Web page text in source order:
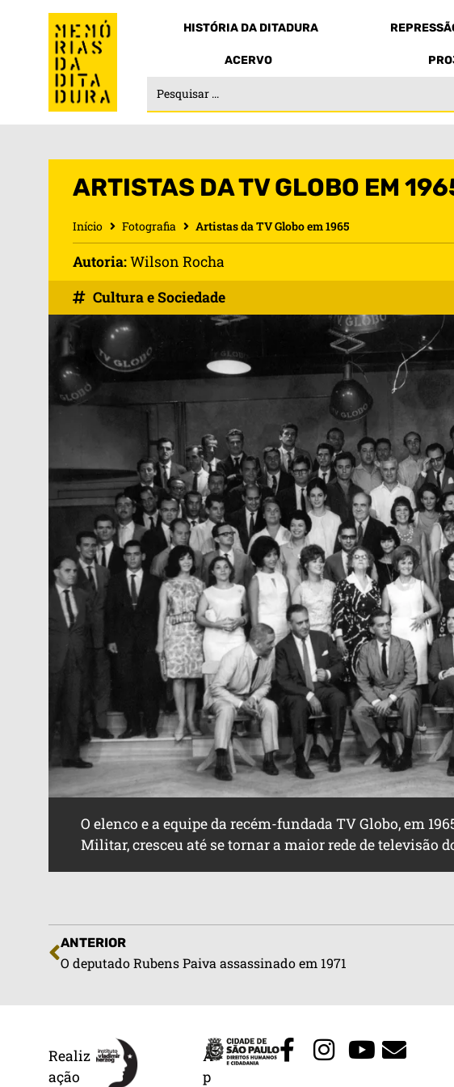
HISTÓRIA DA DITADURA
ACERVO
ARTISTAS DA TV GLOBO EM
Início Fotografia Artistas da TV Globo em 1965
Autoria:Wilson Rocha
Cultura e Sociedade
O elenco e a equipe da recém-fundada TV Globo, em
Militar, cresceu até se tornar a maior rede de televisão
ANTERIOR
O deputado Rubens Paiva assassinado em 1971
Realiz
ação
A
p